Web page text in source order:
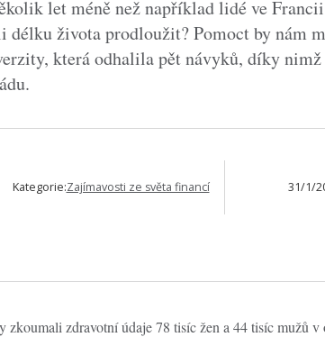
let méně než například lidé ve
délku života prodloužit? Pomoct by nám
která odhalila pět návyků, díky
Kategorie:Zajímavosti ze světa financí 31/1/
zdravotní údaje 78 tisíc žen a 44 tisíc mužů